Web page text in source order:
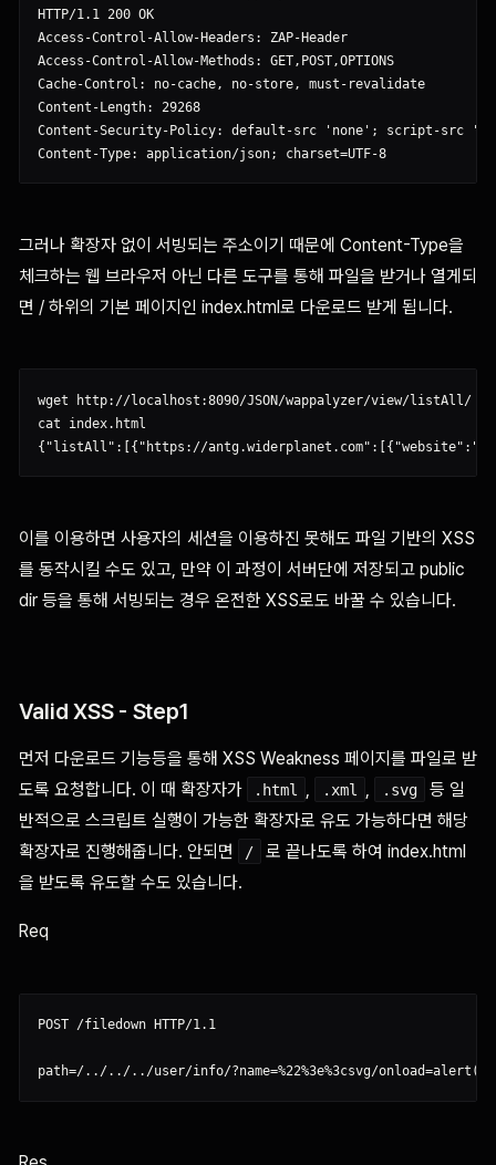
HTTP/1.1 200 OK
Access-Control-Allow-Headers: ZAP-Header
Access-Control-Allow-Methods: GET,POST,OPTIONS
Cache-Control: no-cache, no-store, must-revalidate
Content-Length: 29268
Content-Security-Policy: default-src 'none'; script-
그러나 확장자 없이 서빙되는 주소이기 때문에 Content-Type을
체크하는 웹 브라우저 아닌 다른 도구를 통해 파일을 받거나 열게되
면 / 하위의 기본 페이지인 index.html로 다운로드 받게 됩니다.
wget http://localhost:8090/JSON/wappalyzer/view/listAll/
cat index.html
이를 이용하면 사용자의 세션을 이용하진 못해도 파일 기반의 XSS
를 동작시킬 수도 있고, 만약 이 과정이 서버단에 저장되고 public
dir 등을 통해 서빙되는 경우 온전한 XSS로도 바꿀 수 있습니다.
Valid XSS - Step1
먼저 다운로드 기능등을 통해 XSS Weakness 페이지를 파일로 받
도록 요청합니다. 이 때 확장자가
.html , .xml , .svg
등 일
반적으로 스크립트 실행이 가능한 확장자로 유도 가능하다면 해당
확장자로 진행해줍니다. 안되면
/
로 끝나도록 하여 index.html
을 받도록 유도할 수도 있습니다.
Req
POST /filedown HTTP/1.1